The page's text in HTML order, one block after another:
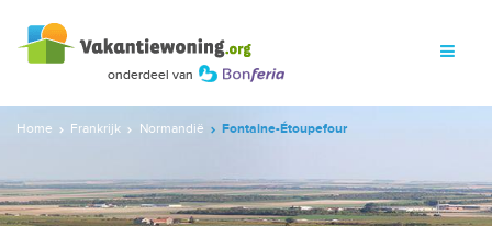
Home Frankrijk Normandië Fontaine-Étoupefour